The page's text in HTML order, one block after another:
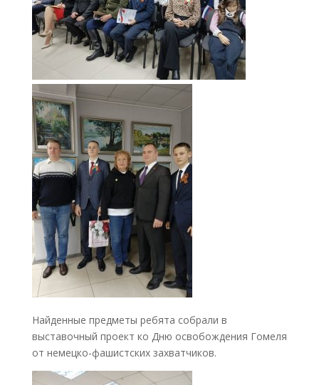
Найденные предметы ребята собрали в
выставочный проект ко Дню освобождения Гомеля
от немецко-фашистских захватчиков.